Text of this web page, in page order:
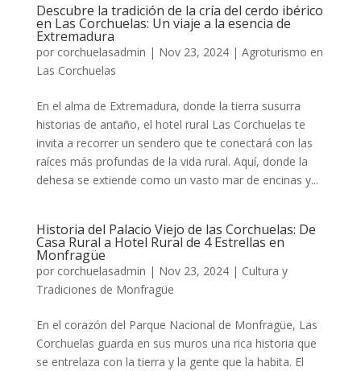
Descubre la tradición de la cría del cerdo ibérico
en Las Corchuelas: Un viaje a la esencia de
Extremadura
por corchuelasadmin | Nov 23, 2024| Agroturismo en
Las Corchuelas
En el alma de Extremadura, donde la tierra susurra
historias de antaño, el hotel rural Las Corchuelas te
invita a recorrer un sendero que te conectará con las
raíces más profundas de la vida rural. Aquí, donde la
dehesa se extiende como un vasto mar de encinas y...
Historia del Palacio Viejo de las Corchuelas: De
Casa Rural a Hotel Rural de 4 Estrellas en
Monfragüe
por corchuelasadmin | Nov 23, 2024| Cultura y
Tradiciones de Monfragüe
En el corazón del Parque Nacional de Monfragüe, Las
Corchuelas guarda en sus muros una rica historia que
se entrelaza con la tierra y la gente que la habita. El